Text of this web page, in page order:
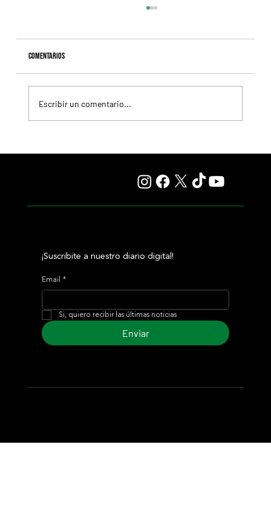
Comentarios
Escribir un comentario...
¡Suscribite a nuestro diario digital!
Email *
Si, quiero recibir las últimas noticias
Enviar